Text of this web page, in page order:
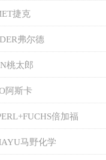
捷克
弗尔德
桃太郎
阿斯卡
倍加福
马野化学